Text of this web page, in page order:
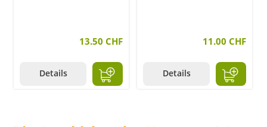
13.50 CHF
Details
11.00 CHF
Details